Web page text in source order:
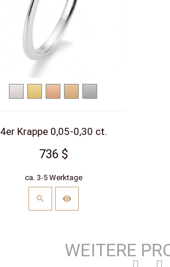
WeißgoldGelbgoldRotgold
4er Krappe 0,05-0,30 ct.
736 $
ca. 3-5 Werktage
WEITERE